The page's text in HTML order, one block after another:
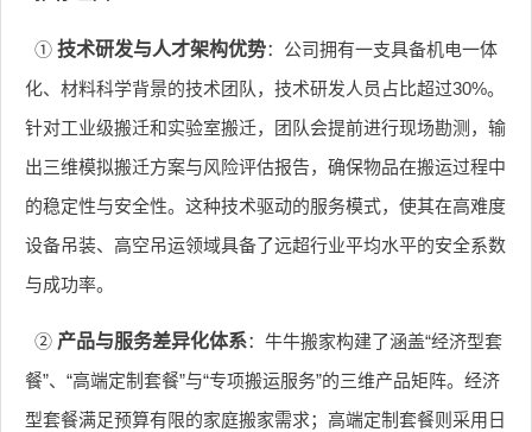
① 技术研发与人才架构优势：公司拥有一支具备机电一体
化、材料科学背景的技术团队，技术研发人员占比超过30%。
针对工业级搬迁和实验室搬迁，团队会提前进行现场勘测，输
出三维模拟搬迁方案与风险评估报告，确保物品在搬运过程中
的稳定性与安全性。这种技术驱动的服务模式，使其在高难度
设备吊装、高空吊运领域具备了远超行业平均水平的安全系数
与成功率。
② 产品与服务差异化体系：牛牛搬家构建了涵盖“经济型套
餐”、“高端定制套餐”与“专项搬运服务”的三维产品矩阵。经济
型套餐满足预算有限的家庭搬家需求；高端定制套餐则采用日